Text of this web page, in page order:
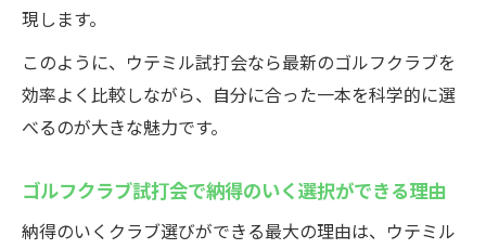
現します。
このように、ウテミル試打会なら最新のゴルフクラブを
効率よく比較しながら、自分に合った一本を科学的に選
べるのが大きな魅力です。
ゴルフクラブ試打会で納得のいく選択ができる理由
納得のいくクラブ選びができる最大の理由は、ウテミル